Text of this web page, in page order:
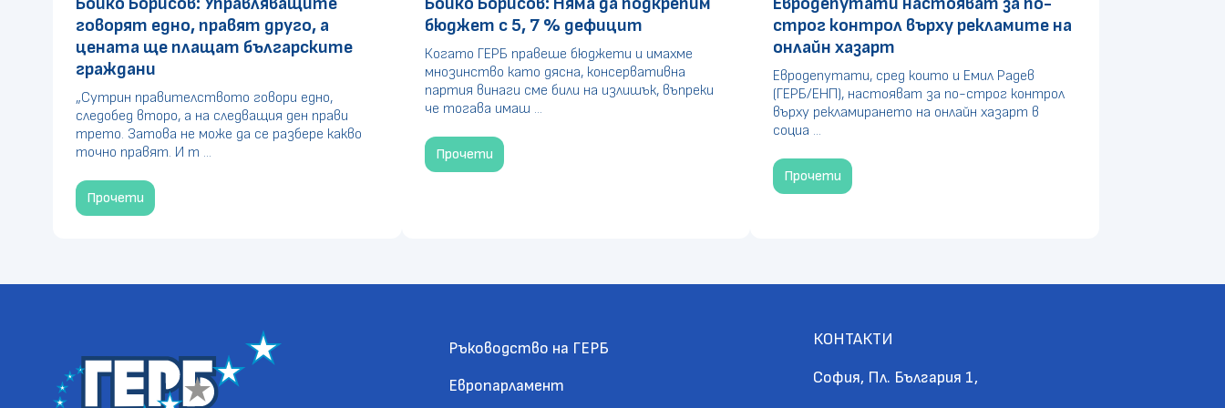
говорят едно, правят друго, а
цената ще плащат българските
граждани
„Сутрин правителството говори едно,
следобед второ, а на следващия ден прави
трето. Затова не може да се разбере какво
точно правят. И т ...
Прочети
бюджет с 5, 7 % дефицит
Когато ГЕРБ правеше бюджети и имахме
мнозинство като дясна, консервативна
партия винаги сме били на излишък, въпреки
че тогава имаш ...
Прочети
строг контрол върху рекламите на
онлайн хазарт
Евродепутати, сред които и Емил Радев
(ГЕРБ/ЕНП), настояват за по-строг контрол
върху рекламирането на онлайн хазарт в
социа ...
Прочети
Ръководство на ГЕРБ
Европарламент
КОНТАКТИ
София, Пл. България 1,